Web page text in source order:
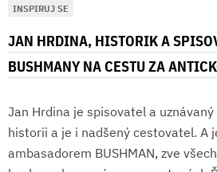
INSPIRUJ SE
JAN HRDINA, HISTORIK A
BUSHMANY NA CESTU ZA
Jan Hrdina je spisovatel a
historii a je i nadšený cestovatel. A
ambasadorem BUSHMAN, zve